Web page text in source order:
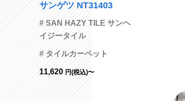
サンゲツ NT31403
# SAN HAZY TILE サンヘ
イジータイル
# タイルカーペット
11,620 円(税込)〜